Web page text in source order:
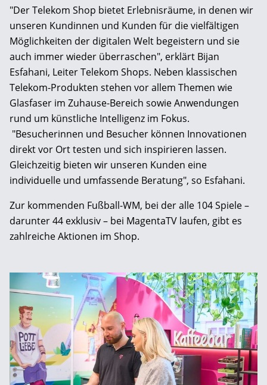
"Der Telekom Shop bietet Erlebnisräume, in denen wir
unseren Kundinnen und Kunden für die vielfältigen
Möglichkeiten der digitalen Welt begeistern und sie
auch immer wieder überraschen", erklärt Bijan
Esfahani, Leiter Telekom Shops. Neben klassischen
Telekom-Produkten stehen vor allem Themen wie
Glasfaser im Zuhause-Bereich sowie Anwendungen
rund um künstliche Intelligenz im Fokus.
"Besucherinnen und Besucher können Innovationen
direkt vor Ort testen und sich inspirieren lassen.
Gleichzeitig bieten wir unseren Kunden eine
individuelle und umfassende Beratung", so Esfahani.
Zur kommenden Fußball-WM, bei der alle 104 Spiele –
darunter 44 exklusiv – bei MagentaTV laufen, gibt es
zahlreiche Aktionen im Shop.